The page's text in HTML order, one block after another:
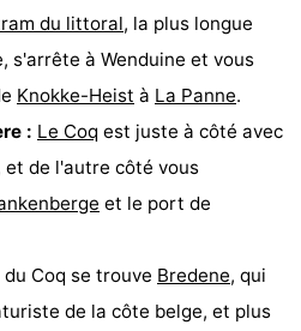
du littoral, la plus longue
s'arrête à Wenduine et vous
Knokke-Heist à La Panne.
: Le Coq est juste à côté avec
et de l'autre côté vous
et le port de
Coq se trouve Bredene, qui
de la côte belge, et plus